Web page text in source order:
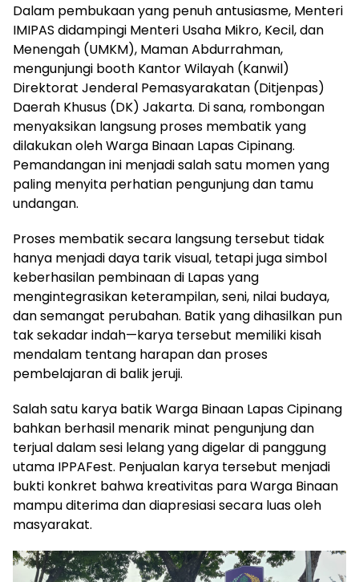
Dalam pembukaan yang penuh antusiasme, Menteri
IMIPAS didampingi Menteri Usaha Mikro, Kecil, dan
Menengah (UMKM), Maman Abdurrahman,
mengunjungi booth Kantor Wilayah (Kanwil)
Direktorat Jenderal Pemasyarakatan (Ditjenpas)
Daerah Khusus (DK) Jakarta. Di sana, rombongan
menyaksikan langsung proses membatik yang
dilakukan oleh Warga Binaan Lapas Cipinang.
Pemandangan ini menjadi salah satu momen yang
paling menyita perhatian pengunjung dan tamu
undangan.
Proses membatik secara langsung tersebut tidak
hanya menjadi daya tarik visual, tetapi juga simbol
keberhasilan pembinaan di Lapas yang
mengintegrasikan keterampilan, seni, nilai budaya,
dan semangat perubahan. Batik yang dihasilkan pun
tak sekadar indah—karya tersebut memiliki kisah
mendalam tentang harapan dan proses
pembelajaran di balik jeruji.
Salah satu karya batik Warga Binaan Lapas Cipinang
bahkan berhasil menarik minat pengunjung dan
terjual dalam sesi lelang yang digelar di panggung
utama IPPAFest. Penjualan karya tersebut menjadi
bukti konkret bahwa kreativitas para Warga Binaan
mampu diterima dan diapresiasi secara luas oleh
masyarakat.